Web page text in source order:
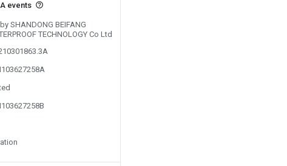
events
SHANDONG BEIFANG
TECHNOLOGY Co Ltd